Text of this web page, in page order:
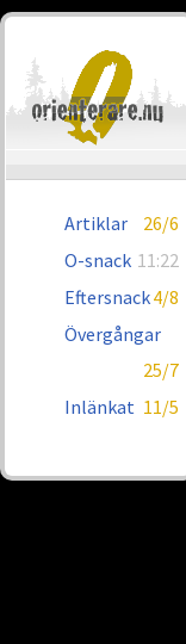
Artiklar
26/6
O-snack 11:22
Eftersnack4/8
Övergångar
25/7
Inlänkat 11/5